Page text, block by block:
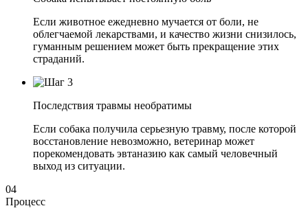
Если животное ежедневно мучается от боли, не
облегчаемой лекарствами, и качество жизни снизилось,
гуманным решением может быть прекращение этих
страданий.
Последствия травмы необратимы
Если собака получила серьезную травму, после которой
восстановление невозможно, ветеринар может
порекомендовать эвтаназию как самый человечный
выход из ситуации.
04
Процесс